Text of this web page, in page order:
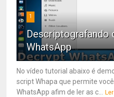
1
Descriptografando
WhatsApp
No vídeo tutorial abaixo é
script Whapa que permite
WhatsApp afim de ler as c...